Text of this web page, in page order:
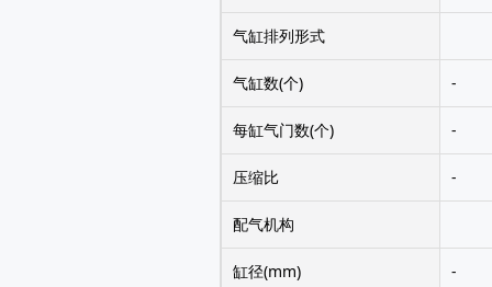
气缸排列形式
气缸数(个) -
每缸气门数(个) -
压缩比 -
配气机构
缸径(mm) -